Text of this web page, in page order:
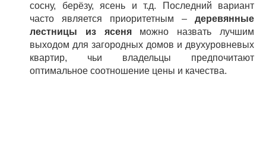
сосну, берёзу, ясень и т.д. Последний вариант
часто является приоритетным – деревянные
лестницы из ясеняможно назвать лучшим
выходом для загородных домов и двухуровневых
квартир, чьи владельцы предпочитают
оптимальное соотношение цены и качества.